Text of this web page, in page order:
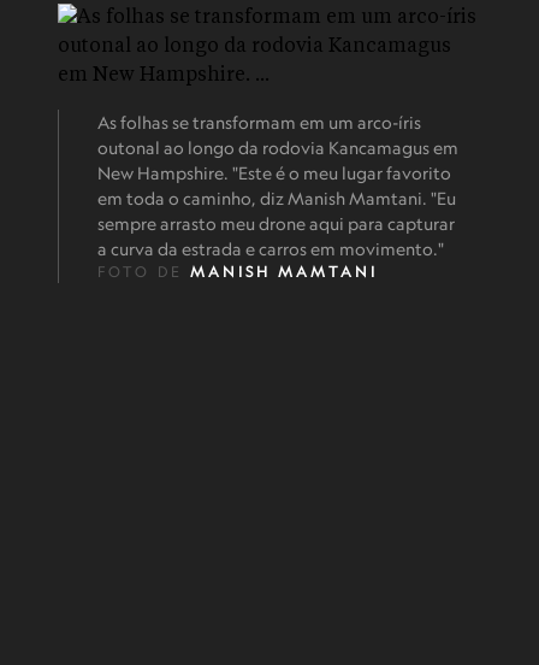
As folhas se transformam em um arco-íris
outonal ao longo da rodovia Kancamagus em
New Hampshire. "Este é o meu lugar favorito
em toda o caminho, diz Manish Mamtani. "Eu
sempre arrasto meu drone aqui para capturar
a curva da estrada e carros em movimento."
FOTO DE MANISH MAMTANI